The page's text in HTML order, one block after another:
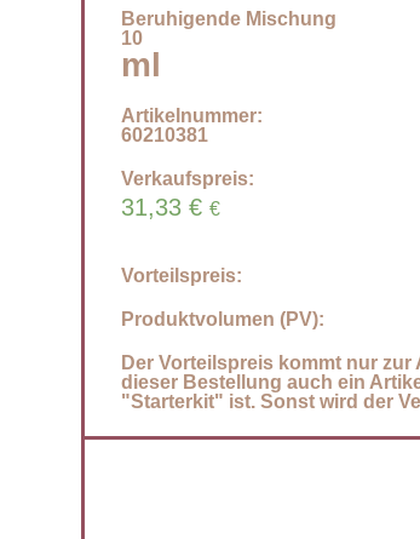
Beruhigende Mischung
10
ml
Artikelnummer:
60210381
Verkaufspreis:
31,33€ €
Vorteilspreis:
Produktvolumen (PV):
Der Vorteilspreis kommt nur zur
dieser Bestellung auch ein
"Starterkit" ist. Sonst wird der